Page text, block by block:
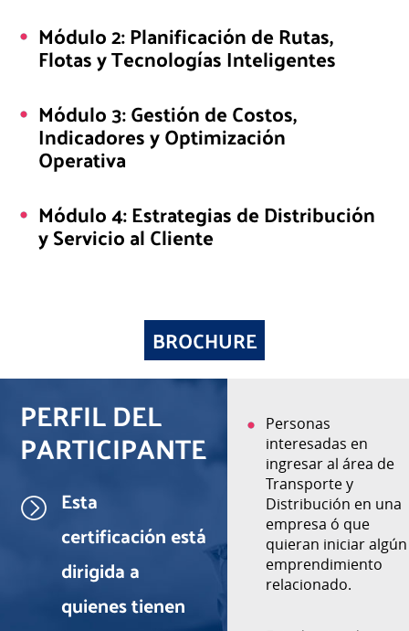
Módulo 2: Planificación de Rutas,
Flotas y Tecnologías Inteligentes
Módulo 3: Gestión de Costos,
Indicadores y Optimización
Operativa
Módulo 4: Estrategias de Distribución
y Servicio al Cliente
BROCHURE
PERFIL DEL
PARTICIPANTE
Esta
certificación está
dirigida a
quienes tienen
Personal de
compras y
abastecimiento que
transporte en la
cadena de
suministro.
Personal de
Personas
interesadas en
ingresar al área de
Transporte y
Distribución en una
empresa ó que
quieran iniciar algún
emprendimiento
relacionado.